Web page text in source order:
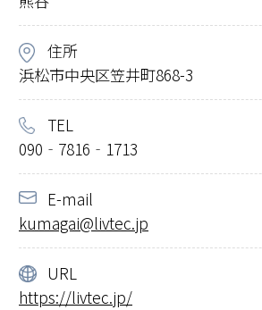
住所
浜松市中央区笠井町868-3
TEL
090‐7816‐1713
E-mail
kumagai@livtec.jp
URL
https://livtec.jp/